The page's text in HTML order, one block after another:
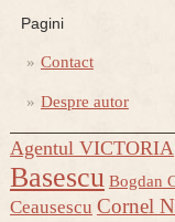
Pagini
Contact
Despre autor
Agentul VICTORIA
Basescu Bogdan
Ceausescu Cornel